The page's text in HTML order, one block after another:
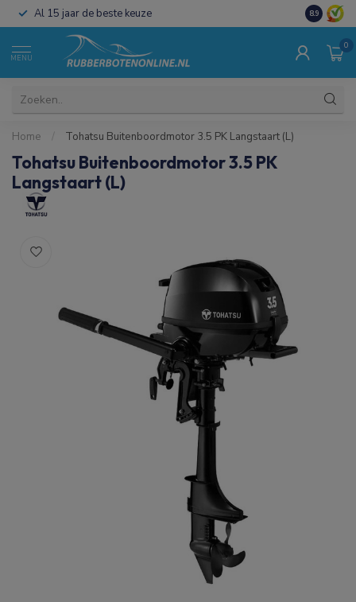
Al 15 jaar de beste keuze Koop
8.9
MENU
0
Home / Tohatsu Buitenboordmotor 3.5 PK Langstaart (L)
Tohatsu Buitenboordmotor 3.5 PK
Langstaart (L)